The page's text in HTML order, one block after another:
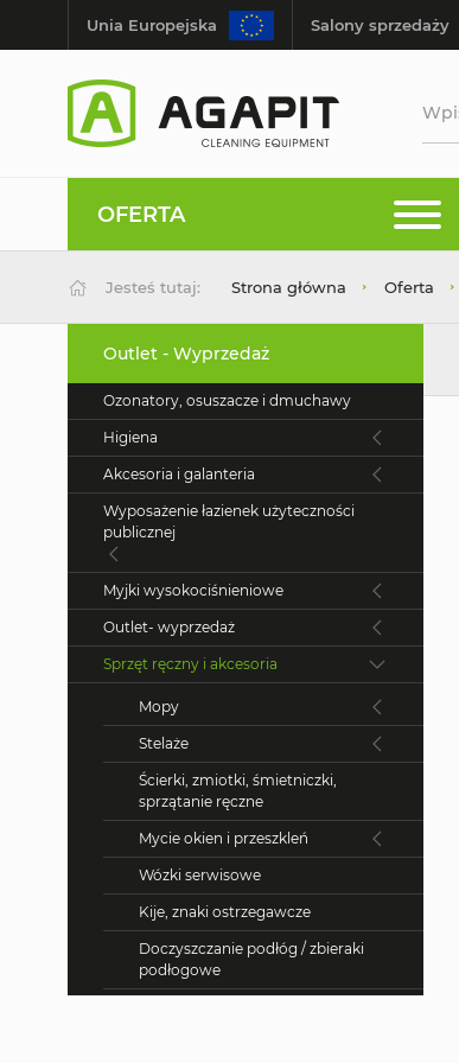
Unia Europejska Salony sprzedaży
OFERTA
Jesteś tutaj: Strona główna Oferta
Outlet - Wyprzedaż
Ozonatory, osuszacze i dmuchawy
Higiena
Akcesoria i galanteria
Wyposażenie łazienek użyteczności
publicznej
Myjki wysokociśnieniowe
Outlet- wyprzedaż
Sprzęt ręczny i akcesoria
Mopy
Stelaże
Ścierki, zmiotki, śmietniczki,
sprzątanie ręczne
Mycie okien i przeszkleń
Wózki serwisowe
Kije, znaki ostrzegawcze
Doczyszczanie podłóg / zbieraki
podłogowe